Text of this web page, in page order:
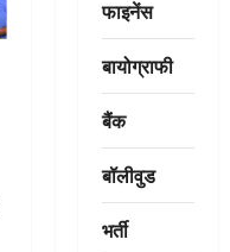
फाइनेंस
बायोग्राफी
बैंक
बॉलीवुड
भर्ती